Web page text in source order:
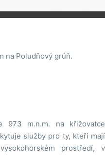
na Poludňový grúň.
973 m.n.m. na křižovatce
služby pro ty, kteří mají
prostředí, v